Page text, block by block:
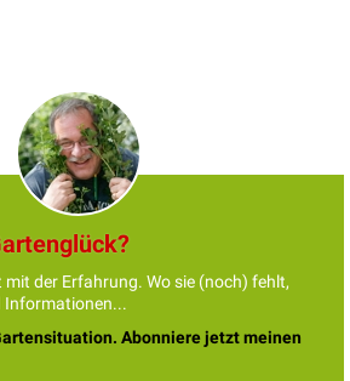
der Erfahrung. Wo sie (noch) fehlt,
Informationen...
Abonniere jetzt meinen